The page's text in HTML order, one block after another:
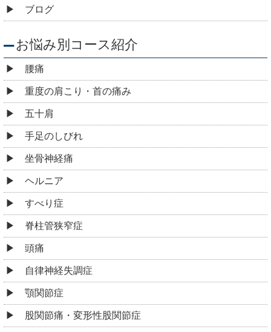
ブログ
お悩み別コース紹介
腰痛
重度の肩こり・首の痛み
五十肩
手足のしびれ
坐骨神経痛
ヘルニア
すべり症
脊柱管狭窄症
頭痛
自律神経失調症
顎関節症
股関節痛・変形性股関節症